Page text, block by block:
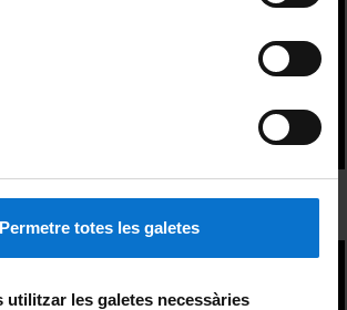
Permetre totes les galetes
utilitzar les galetes necessàries
de Escipión